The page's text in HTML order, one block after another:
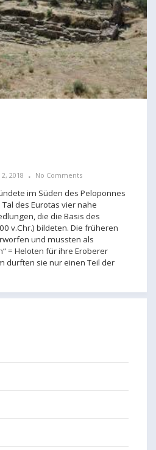
2018 No Comments
im Süden des Peloponnes
des Eurotas vier nahe
die die Basis des
v.Chr.) bildeten. Die früheren
und mussten als
= Heloten für ihre Eroberer
durften sie nur einen Teil der